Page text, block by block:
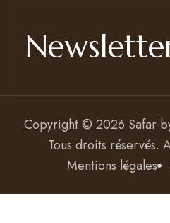
Copyright © 2026 Safar
Tous droits réservés.
Mentions légales